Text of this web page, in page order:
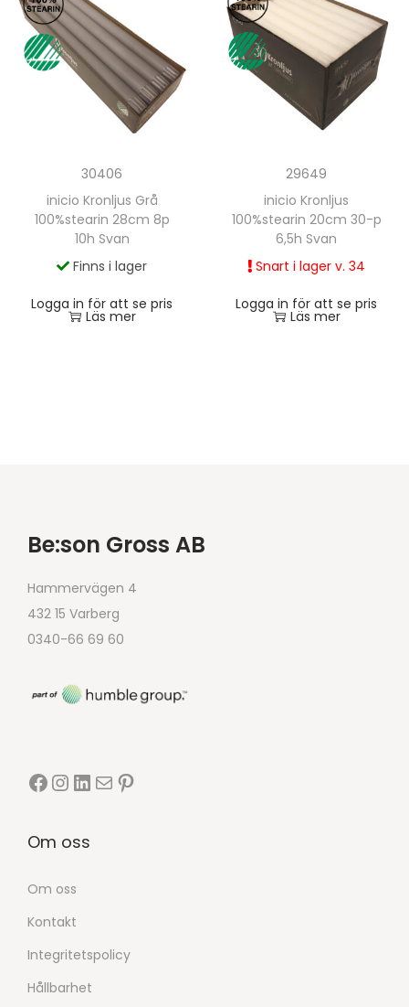
30406
inicio Kronljus Grå
100%stearin 28cm 8p
10h Svan
Finns i lager
Logga in för att se pris
Läs mer
29649
inicio Kronljus
100%stearin 20cm 30-p
6,5h Svan
Snart i lager v. 34
Logga in för att se pris
Läs mer
Be:son Gross AB
Hammervägen 4
432 15 Varberg
0340-66 69 60
Om oss
Om oss
Kontakt
Integritetspolicy
Hållbarhet